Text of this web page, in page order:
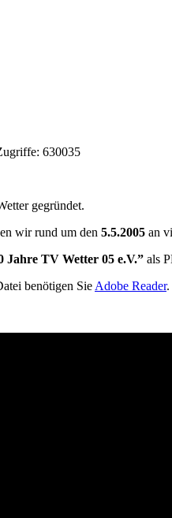
630035
gegründet.
wir rund um den 5.5.2005 an
Jahre TV Wetter 05 e.V.” als
benötigen Sie Adobe Reader.